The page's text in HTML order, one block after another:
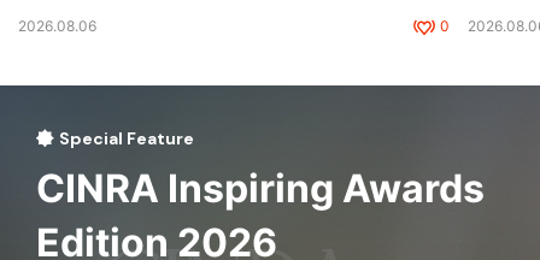
2026.08.06 0
Special Feature
CINRA Inspiring Awards
Edition 2026